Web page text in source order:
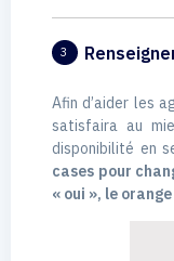
3
Afin d’aider les
satisfaira au
disponibilité en
cases pour
« oui », le